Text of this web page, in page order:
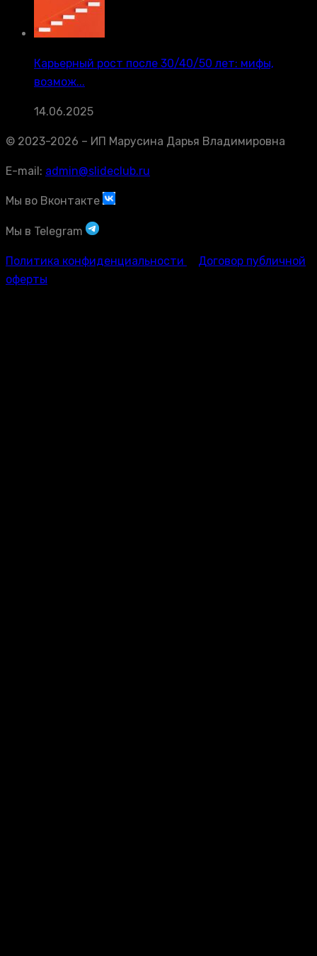
Карьерный рост после 30/40/50 лет: мифы,
возмож...
14.06.2025
© 2023-2026 – ИП Марусина Дарья Владимировна
E-mail: admin@slideclub.ru
Мы во Вконтакте
Мы в Telegram
Политика конфиденциальности
Договор публичной
оферты